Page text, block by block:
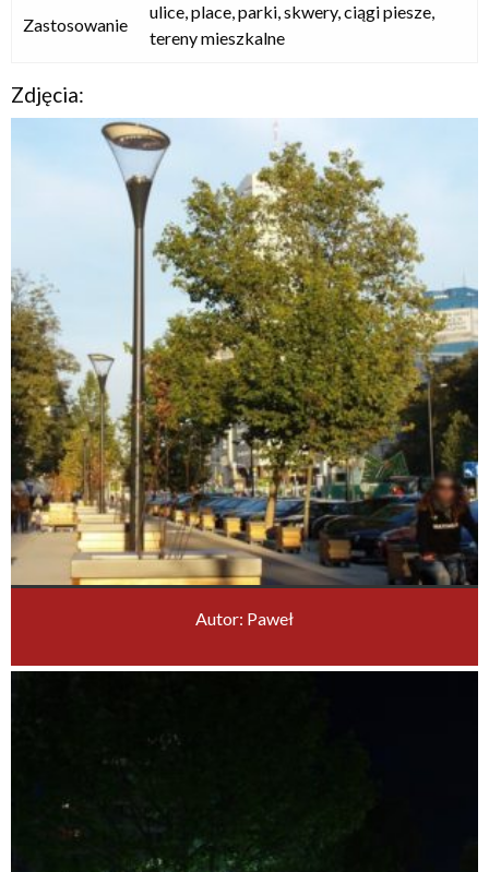
Zastosowanie
ulice, place, parki, skwery, ciągi piesze,
tereny mieszkalne
Zdjęcia:
Autor: Paweł